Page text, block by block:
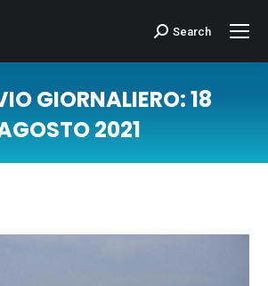
Cerca:Search
GIORNALIERO:18
2021